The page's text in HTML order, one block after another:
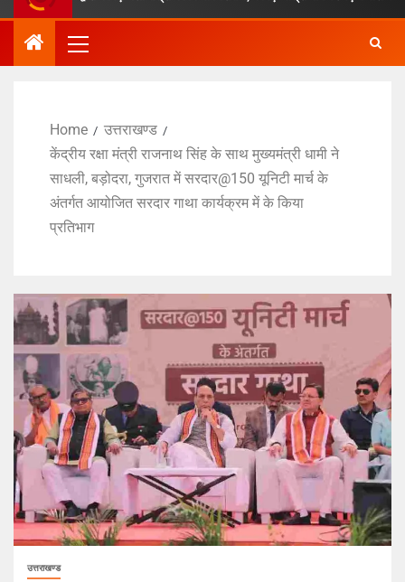
Home
उत्तराखण्ड
केंद्रीय रक्षा मंत्री राजनाथ सिंह के साथ मुख्यमंत्री धामी ने
साधली, बड़ोदरा, गुजरात में सरदार@150 यूनिटी मार्च के
अंतर्गत आयोजित सरदार गाथा कार्यक्रम में के किया
प्रतिभाग
उत्तराखण्ड